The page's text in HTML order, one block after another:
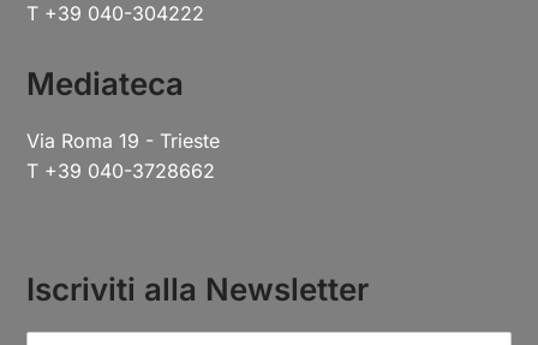
T +39 040-304222
Mediateca
Via Roma 19 - Trieste
T +39 040-3728662
Iscriviti alla Newsletter